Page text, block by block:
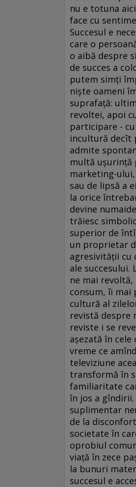
nu e totuna
face cu
Succesul e
care o
o aibă despre
de succes a
putem simţi
nişte oameni
suprafaţă:
revoltei, apoi
participare -
incultură decît
admite
multă uşurinţă
marketing-
sau de lipsă a
la orice
devine
trăiesc
superior de
un proprietar
agresivităţii cu
ale
ne mai
consum, îi mai
cultură al
revistă despre
reviste i se
aşezată în
vreme ce
televiziune
transformă în
familiaritate
în jos a
suplimentar
de la
societate în
oprobiul
viaţă în zece
la bunuri
succesul e